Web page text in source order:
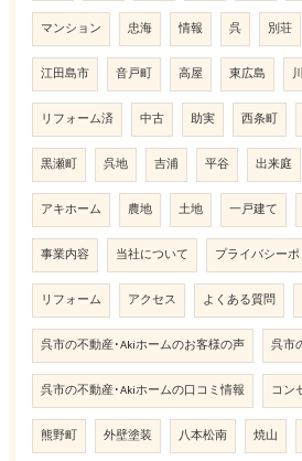
マンション 忠海 情報 呉 別荘
江田島市 音戸町 高屋 東広島
リフォーム済 中古 助実 西条町
黒瀬町 呉地 吉浦 平谷 出来庭
アキホーム 農地 土地 一戸建て
事業内容 当社について プライバシー
リフォーム アクセス よくある質問
呉市の不動産･Akiホームのお客様の声 呉市
呉市の不動産･Akiホームの口コミ情報 コン
熊野町 外壁塗装 八本松南 焼山